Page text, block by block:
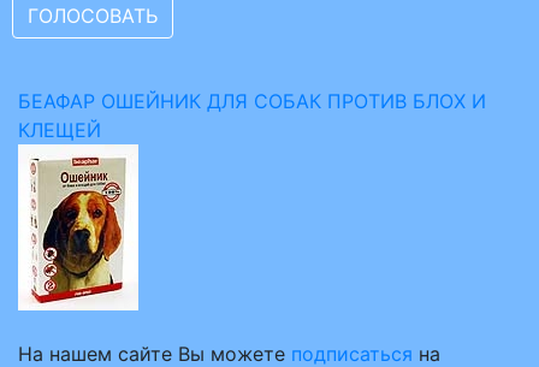
БЕАФАР ОШЕЙНИК ДЛЯ СОБАК ПРОТИВ БЛОХ И
КЛЕЩЕЙ
На нашем сайте Вы можете подписаться на